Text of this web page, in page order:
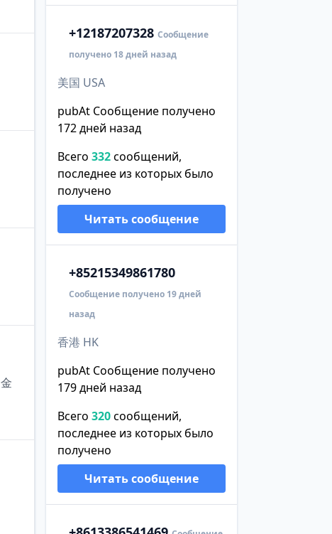
+12187207328 Сообщение
получено 18 дней назад
美国 USA
pubAt Сообщение получено
172 дней назад
Всего 332сообщений,
последнее из которых было
получено
Читать сообщение
+85215349861780
Сообщение получено 19 дней
назад
香港 HK
pubAt Сообщение получено
179 дней назад
Всего 320сообщений,
последнее из которых было
получено
Читать сообщение